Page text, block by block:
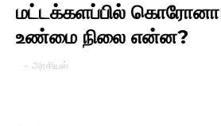
மட்டக்களப்பில்
உண்மை நிலை என்ன?
- அரசியல்